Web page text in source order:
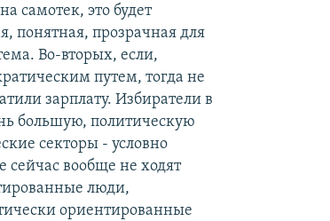
самотек, это будет
понятная, прозрачная для
Во-вторых, если,
путем, тогда не
зарплату. Избиратели в
большую, политическую
секторы - условно
вообще не ходят
люди,
ориентированные